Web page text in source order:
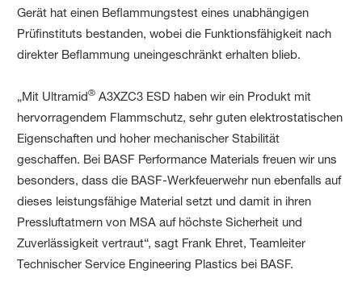
Gerät hat einen Beflammungstest eines unabhängigen
Prüfinstituts bestanden, wobei die Funktionsfähigkeit nach
direkter Beflammung uneingeschränkt erhalten blieb.
„Mit Ultramid® A3XZC3 ESD haben wir ein Produkt mit
hervorragendem Flammschutz, sehr guten elektrostatischen
Eigenschaften und hoher mechanischer Stabilität
geschaffen. Bei BASF Performance Materials freuen wir uns
besonders, dass die BASF-Werkfeuerwehr nun ebenfalls auf
dieses leistungsfähige Material setzt und damit in ihren
Pressluftatmern von MSA auf höchste Sicherheit und
Zuverlässigkeit vertraut“, sagt Frank Ehret, Teamleiter
Technischer Service Engineering Plastics bei BASF.